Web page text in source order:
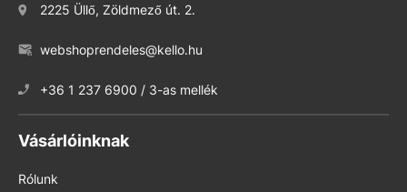
2225 Üllő, Zöldmező út. 2.
webshoprendeles@kello.hu
+36 1 237 6900 / 3-as mellék
Vásárlóinknak
Rólunk